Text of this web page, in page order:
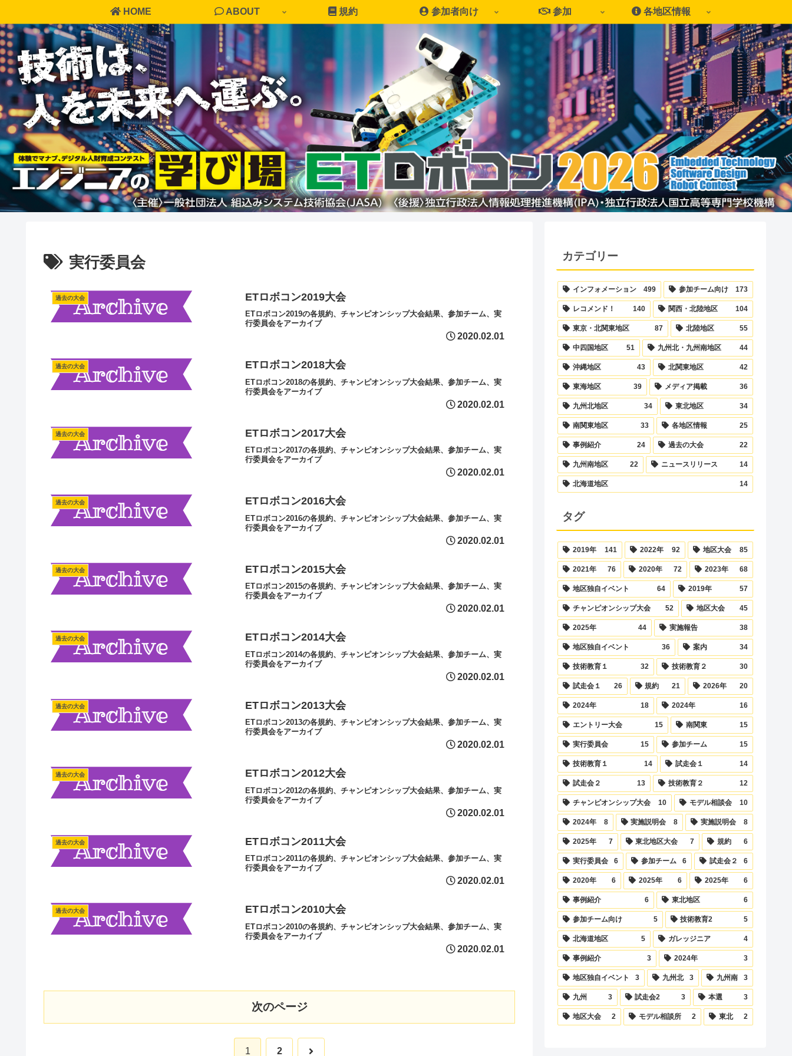
HOME ABOUT 規約 参加者向け 参加 各地区情報
実行委員会
過去の大会 ETロボコン2019大会
ETロボコン2019の各規約、チャンピオンシップ大会結果、参加チーム、実
行委員会をアーカイブ
2020.02.01
過去の大会 ETロボコン2018大会
ETロボコン2018の各規約、チャンピオンシップ大会結果、参加チーム、実
行委員会をアーカイブ
2020.02.01
過去の大会 ETロボコン2017大会
ETロボコン2017の各規約、チャンピオンシップ大会結果、参加チーム、実
行委員会をアーカイブ
2020.02.01
過去の大会 ETロボコン2016大会
ETロボコン2016の各規約、チャンピオンシップ大会結果、参加チーム、実
行委員会をアーカイブ
2020.02.01
過去の大会 ETロボコン2015大会
ETロボコン2015の各規約、チャンピオンシップ大会結果、参加チーム、実
行委員会をアーカイブ
2020.02.01
過去の大会 ETロボコン2014大会
ETロボコン2014の各規約、チャンピオンシップ大会結果、参加チーム、実
行委員会をアーカイブ
2020.02.01
過去の大会 ETロボコン2013大会
ETロボコン2013の各規約、チャンピオンシップ大会結果、参加チーム、実
行委員会をアーカイブ
2020.02.01
過去の大会 ETロボコン2012大会
ETロボコン2012の各規約、チャンピオンシップ大会結果、参加チーム、実
行委員会をアーカイブ
2020.02.01
過去の大会 ETロボコン2011大会
ETロボコン2011の各規約、チャンピオンシップ大会結果、参加チーム、実
行委員会をアーカイブ
2020.02.01
過去の大会 ETロボコン2010大会
ETロボコン2010の各規約、チャンピオンシップ大会結果、参加チーム、実
行委員会をアーカイブ
2020.02.01
次のページ
1 2 次
カテゴリー
インフォメーション 499 参加チーム向け 173
レコメンド！ 140 関西・北陸地区 104
東京・北関東地区 87 北陸地区 55
中四国地区 51 九州北・九州南地区 44
沖縄地区 43 北関東地区 42
東海地区 39 メディア掲載 36
九州北地区 34 東北地区 34
南関東地区 33 各地区情報 25
事例紹介 24 過去の大会 22
九州南地区 22 ニュースリリース 14
北海道地区 14
タグ
2019年 141 2022年 92 地区大会 85
2021年 76 2020年 72 2023年 68
地区独自イベント 64 2019年 57
チャンピオンシップ大会 52 地区大会 45
2025年 44 実施報告 38
地区独自イベント 36 案内 34
技術教育１ 32 技術教育２ 30
試走会１ 26 規約 21 2026年 20
2024年 18 2024年 16
エントリー大会 15 南関東 15
実行委員会 15 参加チーム 15
技術教育１ 14 試走会１ 14
試走会２ 13 技術教育２ 12
チャンピオンシップ大会 10 モデル相談会 10
2024年 8 実施説明会 8 実施説明会 8
2025年 7 東北地区大会 7 規約 6
実行委員会 6 参加チーム 6 試走会２ 6
2020年 6 2025年 6 2025年 6
事例紹介 6 東北地区 6
参加チーム向け 5 技術教育2 5
北海道地区 5 ガレッジニア 4
事例紹介 3 2024年 3
地区独自イベント 3 九州北 3 九州南 3
九州 3 試走会2 3 本選 3
地区大会 2 モデル相談所 2 東北 2